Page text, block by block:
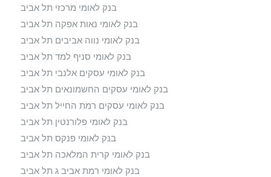
בנק לאומי מרכזי תל אביב
בנק לאומי נאות אפקה תל אביב
בנק לאומי נווה אביבים תל אביב
בנק לאומי סניף למד תל אביב
בנק לאומי עסקים אלנבי תל אביב
בנק לאומי עסקים החשמונאים תל אביב
בנק לאומי עסקים רמת החייל תל אביב
בנק לאומי פלורנטין תל אביב
בנק לאומי פנקס תל אביב
בנק לאומי קרית המלאכה תל אביב
בנק לאומי רמת אביב ג תל אביב